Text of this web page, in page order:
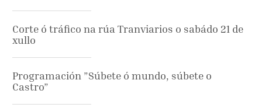
Corte ó tráfico na rúa Tranviarios o sabádo 21 de
xullo
Programación ”Súbete ó mundo, súbete o
Castro”